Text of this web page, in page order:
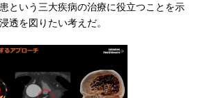
という三大疾病の治療に役立つことを示
透を図りたい考えだ。